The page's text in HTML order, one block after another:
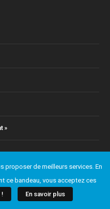
»
proposer de meilleurs services. En
ce bandeau, vous acceptez ces
! En savoir plus